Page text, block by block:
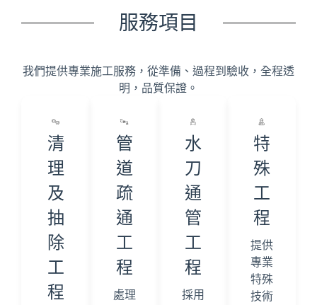
服務項目
我們提供專業施工服務，從準備、過程到驗收，全程透
明，品質保證。
清
理
及
抽
除
工
程
管
道
疏
通
工
程
處理
水
刀
通
管
工
程
採用
特
殊
工
程
提供
專業
特殊
技術